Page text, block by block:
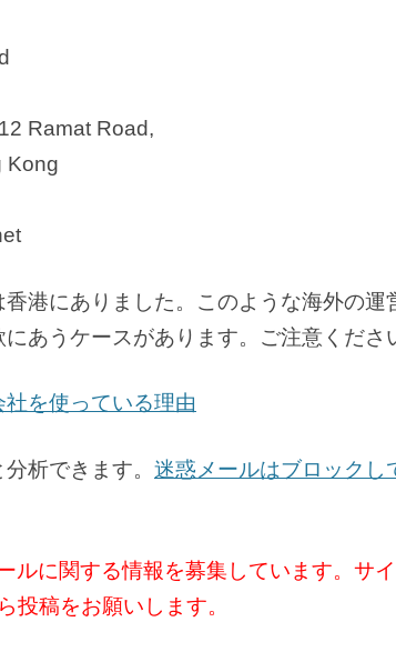
Ramat Road,
Kong
港にありました。このような海外の運
あうケースがあります。ご注意くださ
を使っている理由
析できます。 迷惑メールはブロックし
ルに関する情報を募集しています。サ
投稿をお願いします。